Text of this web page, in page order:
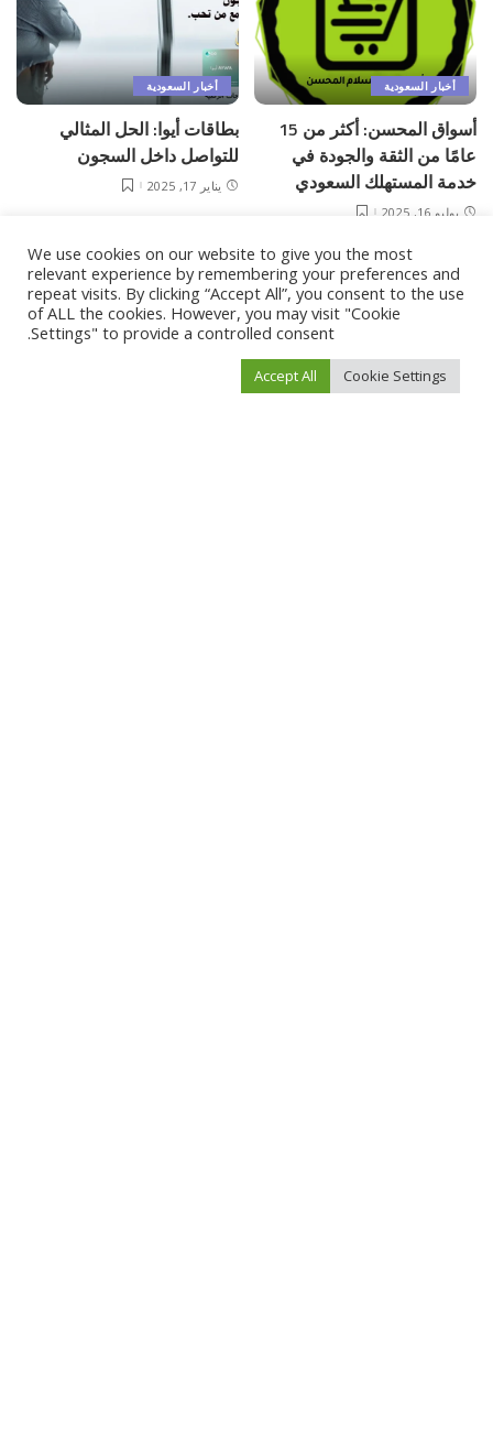
أخبار السعودية
أسواق المحسن: أكثر من 15
عامًا من الثقة والجودة في
خدمة المستهلك السعودي
يوليو 16, 2025
أخبار السعودية
بطاقات أيوا: الحل المثالي
للتواصل داخل السجون
يناير 17, 2025
Load More
أخبار السعودية>“الخارجية” ترسي عقداً بـ999 مليون ريال على “التعاونية للتأمين”
We use cookies on our website to give you the most
relevant experience by remembering your preferences and
repeat visits. By clicking “Accept All”, you consent to the use
of ALL the cookies. However, you may visit "Cookie
Settings" to provide a controlled consent.
Cookie Settings
Accept All